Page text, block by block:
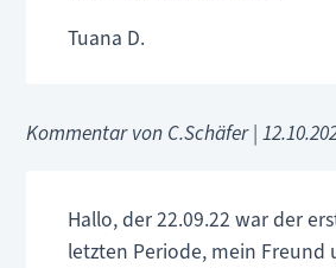
Tuana D.
Kommentar von C.Schäfer |
Hallo, der 22.09.22 war der
letzten Periode, mein Freund